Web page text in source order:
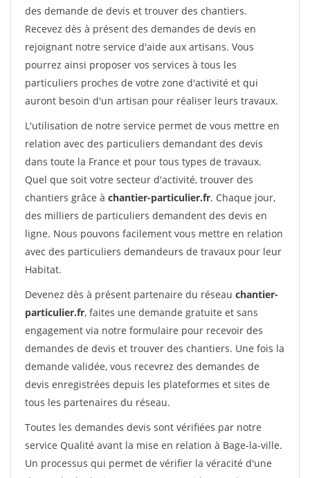
des demande de devis et trouver des chantiers.
Recevez dès à présent des demandes de devis en
rejoignant notre service d'aide aux artisans. Vous
pourrez ainsi proposer vos services à tous les
particuliers proches de votre zone d'activité et qui
auront besoin d'un artisan pour réaliser leurs travaux.
L'utilisation de notre service permet de vous mettre en
relation avec des particuliers demandant des devis
dans toute la France et pour tous types de travaux.
Quel que soit votre secteur d'activité, trouver des
chantiers grâce à chantier-particulier.fr. Chaque jour,
des milliers de particuliers demandent des devis en
ligne. Nous pouvons facilement vous mettre en relation
avec des particuliers demandeurs de travaux pour leur
Habitat.
Devenez dès à présent partenaire du réseau chantier-
particulier.fr, faites une demande gratuite et sans
engagement via notre formulaire pour recevoir des
demandes de devis et trouver des chantiers. Une fois la
demande validée, vous recevrez des demandes de
devis enregistrées depuis les plateformes et sites de
tous les partenaires du réseau.
Toutes les demandes devis sont vérifiées par notre
service Qualité avant la mise en relation à Bage-la-ville.
Un processus qui permet de vérifier la véracité d'une